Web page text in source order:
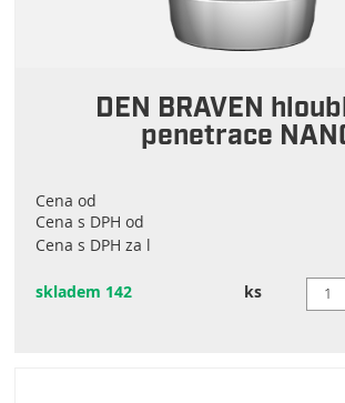
DEN BRAVEN
penetrace
Cena od
Cena s DPH od
Cena s DPH za l
skladem 142 ks